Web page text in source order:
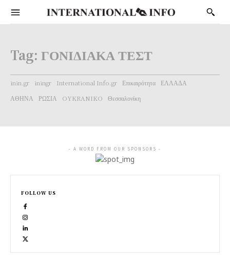
Tag: ΓΟΝΙΔΙΑΚΑ ΤΕΣΤ
inin.gr iningr International Info.gr Επικαιρότητα
ΕΛΛΑΔΑ
ΑΘΗΝΑ
ΡΩΣΙΑ OYKRANIKO Θεσσαλονίκη
- A WORD FROM OUR SPONSORS -
FOLLOW US